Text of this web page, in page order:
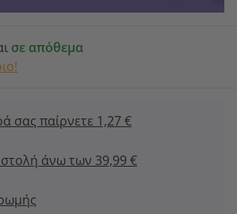
σε απόθεμα
σας παίρνετε 1,27 €
άνω των 39,99 €